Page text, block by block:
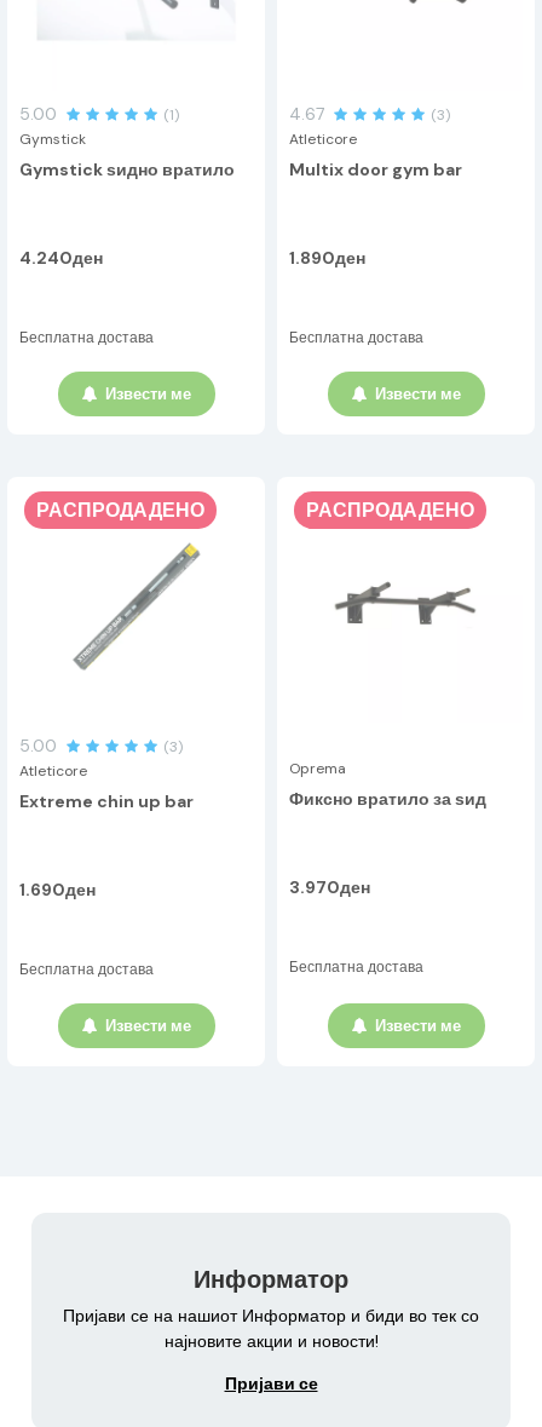
5.00
(1)
Gymstick
Gymstick ѕидно вратило
4.240ден
Бесплатна достава
Извести ме
4.67
(3)
Atleticore
Multix door gym bar
1.890ден
Бесплатна достава
Извести ме
РАСПРОДАДЕНО
5.00
(3)
Atleticore
Extreme chin up bar
1.690ден
Бесплатна достава
Извести ме
РАСПРОДАДЕНО
Oprema
Фиксно вратило за ѕид
3.970ден
Бесплатна достава
Извести ме
Информатор
Пријави се на нашиот Информатор и биди во тек со
најновите акции и новости!
Пријави се